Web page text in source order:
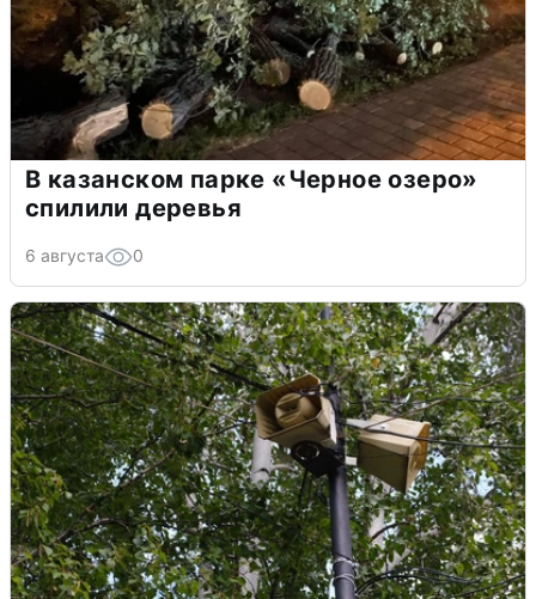
В казанском парке «Черное озеро»
спилили деревья
6 августа 0